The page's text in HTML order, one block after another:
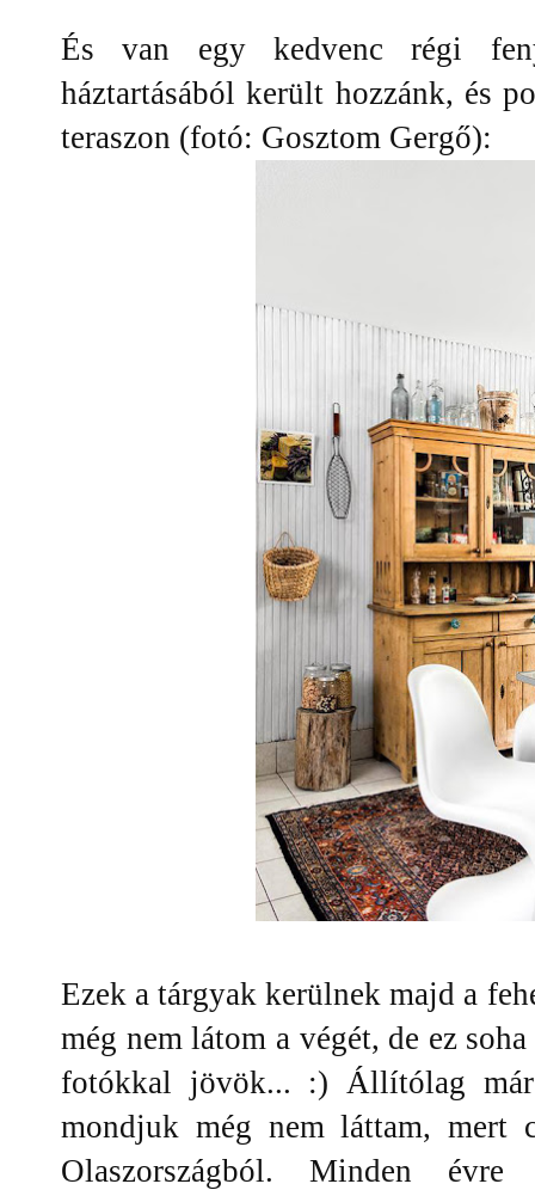
És van egy kedvenc régi
háztartásából került hozzánk, és
teraszon (fotó: Gosztom Gergő):
Ezek a tárgyak kerülnek majd a
még nem látom a végét, de ez
fotókkal jövök... :) Állítólag
mondjuk még nem láttam, mert
Olaszországból. Minden